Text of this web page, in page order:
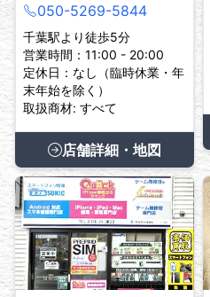
050-5269-5844
千葉駅より徒歩5分
営業時間：11:00 - 20:00
定休日：なし（臨時休業・年
末年始を除く）
取扱商材: すべて
店舗詳細・地図